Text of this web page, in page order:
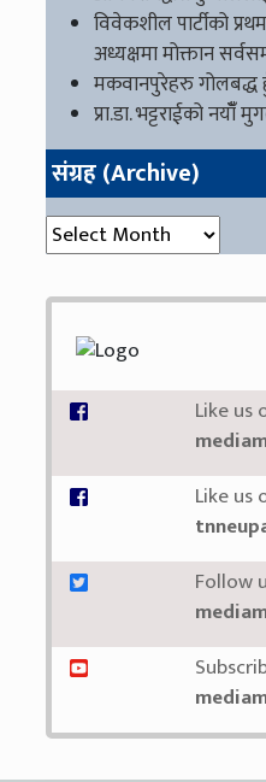
विवेकशील पार्टीको
अध्यक्षमा मोक्तान
मकवानपुरेहरु गोलबद्ध
प्रा.डा. भट्टराईको नयाँँ
संग्रह (Archive)
संग्रह (Archive)
Like us
Like us
Follow